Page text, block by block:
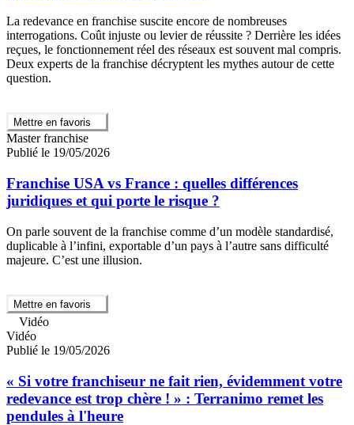
La redevance en franchise suscite encore de nombreuses
interrogations. Coût injuste ou levier de réussite ? Derrière les idées
reçues, le fonctionnement réel des réseaux est souvent mal compris.
Deux experts de la franchise décryptent les mythes autour de cette
question.
Mettre en favoris
Master franchise
Publié le 19/05/2026
Franchise USA vs France : quelles différences
juridiques et qui porte le risque ?
On parle souvent de la franchise comme d’un modèle standardisé,
duplicable à l’infini, exportable d’un pays à l’autre sans difficulté
majeure. C’est une illusion.
Mettre en favoris
Vidéo
Vidéo
Publié le 19/05/2026
« Si votre franchiseur ne fait rien, évidemment votre
redevance est trop chère ! » : Terranimo remet les
pendules à l'heure